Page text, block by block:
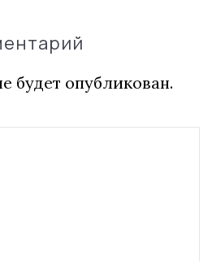
будет опубликован.